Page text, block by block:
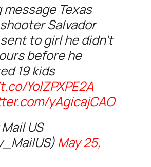
message Texas
Salvador
to girl he didn't
before he
19 kids
YolZPXPE2A
yAgicajCAO
US
May 25,